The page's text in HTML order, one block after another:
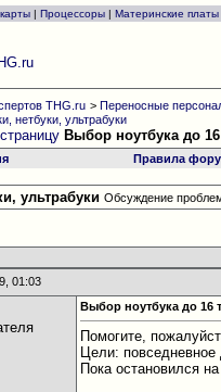
| Процессоры | Материнские платы
THG.ru >Переносные
нетбуки, ультрабуки
Выбор ноутбука до
Правила
ультрабуки Обсуждение
01:03
Выбор ноутбука до 16
Помогите,
Цели: повседневное
Пока остановился